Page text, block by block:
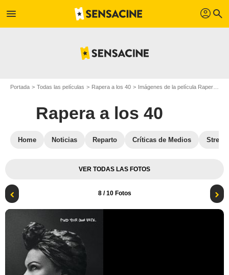
menu profil search
Portada Todas las películas Rapera a los 40 Imágenes de la película Rapera a los 40
Rapera a los 40
Home Noticias Reparto Críticas de Medios
VER TODAS LAS FOTOS
8/ 10 Fotos